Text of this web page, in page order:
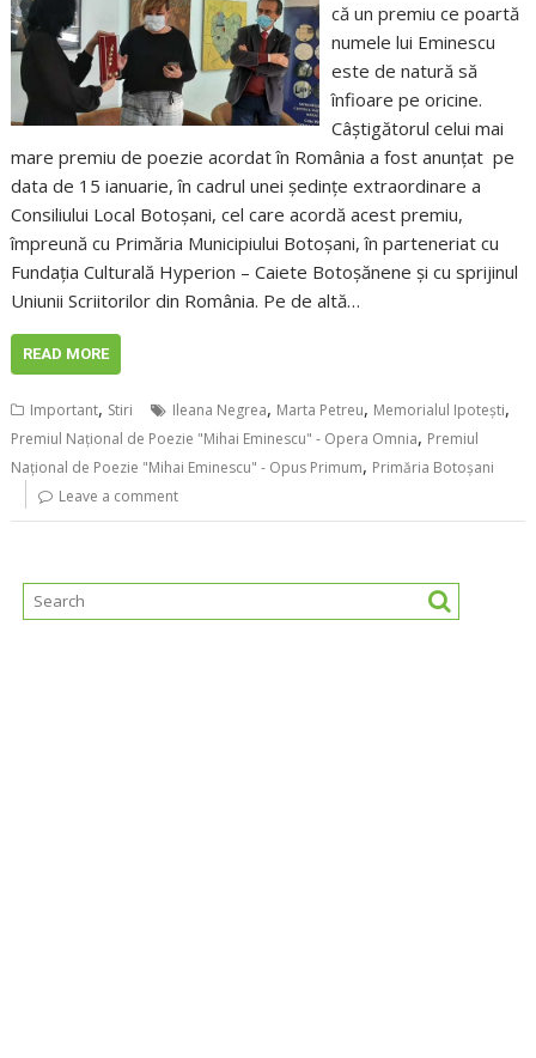
că un premiu ce poartă
numele lui Eminescu
este de natură să
înfioare pe oricine.
Câştigătorul celui mai
mare premiu de poezie acordat în România a fost anunţat pe
data de 15 ianuarie, în cadrul unei şedinţe extraordinare a
Consiliului Local Botoşani, cel care acordă acest premiu,
împreună cu Primăria Municipiului Botoşani, în parteneriat cu
Fundaţia Culturală Hyperion – Caiete Botoşănene și cu sprijinul
Uniunii Scriitorilor din România. Pe de altă…
READ MORE
Important, Stiri Ileana Negrea, Marta Petreu, Memorialul Ipoteşti,
Premiul Naţional de Poezie "Mihai Eminescu" - Opera Omnia, Premiul
Naţional de Poezie "Mihai Eminescu" - Opus Primum, Primăria Botoșani
Leave a comment